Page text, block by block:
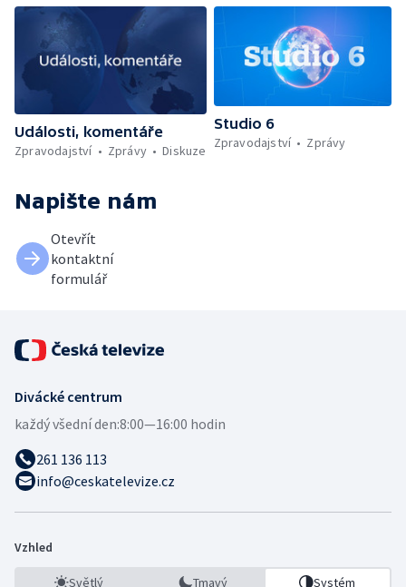
Události, komentáře
Zpravodajství
Zprávy Diskuze
Studio 6
Zpravodajství
Zprávy
Napište nám
Otevřít
kontaktní
formulář
Divácké centrum
každý všední den:8:00—16:00 hodin
261 136 113
info@ceskatelevize.cz
Vzhled
Světlý Tmavý Systém